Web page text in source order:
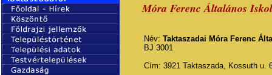
Móra Ferenc Általános
Név: Taktaszadai Móra Ferenc
BJ 3001
Cím: 3921 Taktaszada, Kossuth u.